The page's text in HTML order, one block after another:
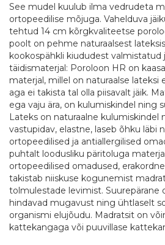
See mudel kuulub ilma vedrudeta
ortopeedilise mõjuga. Vahelduva
tehtud 14 cm kõrgkvaliteetse
poolt on pehme naturaalsest
kookospähkli kiududest valmistatud
täidismaterjal: Poroloon HR on
materjal, millel on naturaalse lateksi
aga ei takista tal olla piisavalt jäik.
ega vaju ära, on kulumiskindel ning
Lateks on naturaalne kulumiskindel
vastupidav, elastne, laseb õhku läbi
ortopeedilised ja antiallergilised
puhtalt loodusliku päritoluga
ortopeedilised omadused,
takistab niiskuse kogunemist
tolmulestade levimist. Suurepärane
hindavad mugavust ning ühtlaselt
organismi elujõudu. Madratsit on
kattekangaga või puuvillase